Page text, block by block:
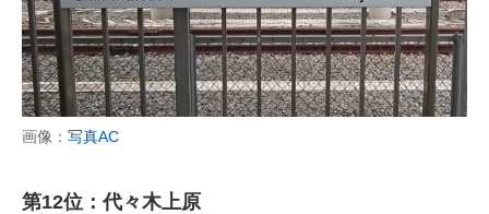
画像： 写真AC
第12位：代々木上原